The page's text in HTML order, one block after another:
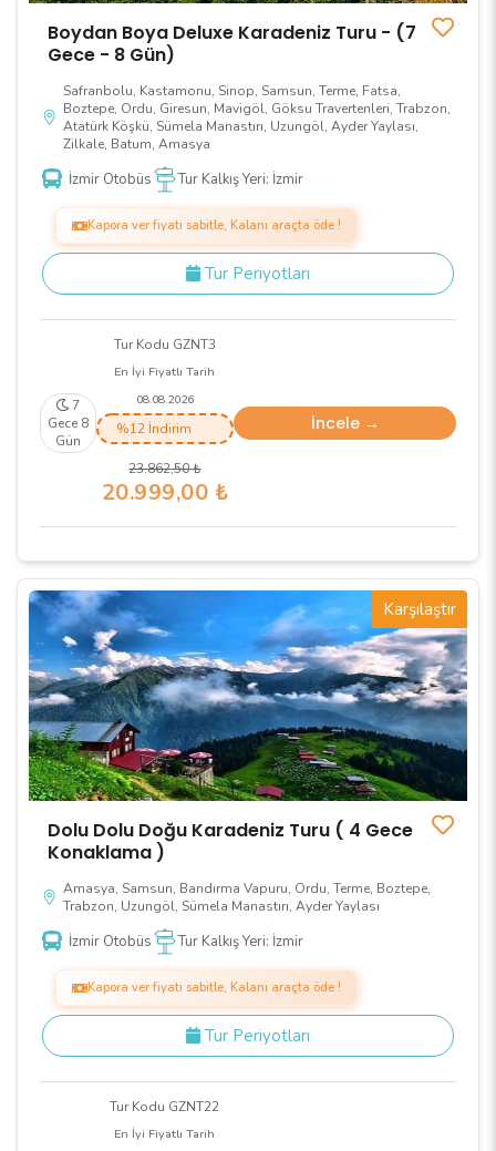
Boydan Boya Deluxe Karadeniz Turu - (7
Gece - 8 Gün)
Safranbolu, Kastamonu, Sinop, Samsun, Terme, Fatsa,
Boztepe, Ordu, Giresun, Mavigöl, Göksu Travertenleri, Trabzon,
Atatürk Köşkü, Sümela Manastırı, Uzungöl, Ayder Yaylası,
Zilkale, Batum, Amasya
İzmir Otobüs Tur Kalkış Yeri: İzmir
Kapora ver fiyatı sabitle, Kalanı araçta öde !
Tur Periyotları
7
Gece 8
Gün
Tur Kodu GZNT3
En İyi Fiyatlı Tarih
08.08.2026
%12 İndirim
23.862,50₺
20.999,00 ₺
İncele →
Karşılaştır
Dolu Dolu Doğu Karadeniz Turu ( 4 Gece
Konaklama )
Amasya, Samsun, Bandırma Vapuru, Ordu, Terme, Boztepe,
Trabzon, Uzungöl, Sümela Manastırı, Ayder Yaylası
İzmir Otobüs Tur Kalkış Yeri: İzmir
Kapora ver fiyatı sabitle, Kalanı araçta öde !
Tur Periyotları
Tur Kodu GZNT22
En İyi Fiyatlı Tarih